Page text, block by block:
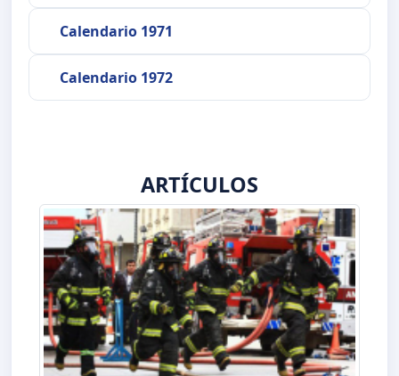
Calendario 1971
Calendario 1972
ARTÍCULOS